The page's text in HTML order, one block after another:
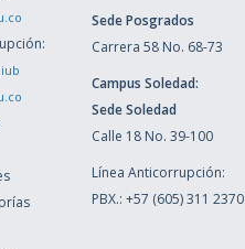
Sede Posgrados
Carrera 58 No. 68-73
Campus Soledad:
Sede Soledad
Calle 18 No. 39-100
Línea Anticorrupción:
PBX.: +57 (605) 311 2370